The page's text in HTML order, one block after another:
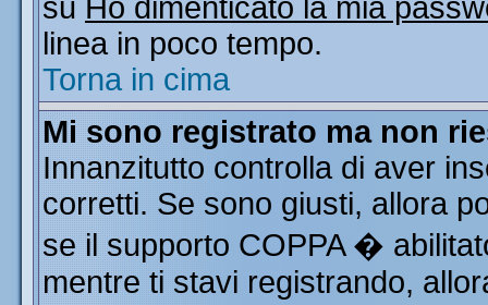
su Ho dimenticato la mia
linea in poco tempo.
Torna in cima
Mi sono registrato ma non
Innanzitutto controlla di aver
corretti. Se sono giusti, allora
se il supporto COPPA �
mentre ti stavi registrando,